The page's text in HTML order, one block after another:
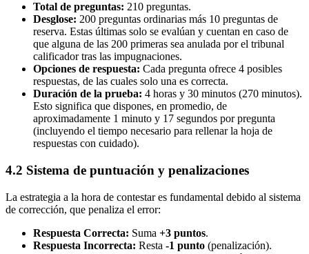
Total de preguntas: 210 preguntas.
Desglose: 200 preguntas ordinarias más 10 preguntas de
reserva. Estas últimas solo se evalúan y cuentan en caso de
que alguna de las 200 primeras sea anulada por el tribunal
calificador tras las impugnaciones.
Opciones de respuesta: Cada pregunta ofrece 4 posibles
respuestas, de las cuales solo una es correcta.
Duración de la prueba: 4 horas y 30 minutos (270 minutos).
Esto significa que dispones, en promedio, de
aproximadamente 1 minuto y 17 segundos por pregunta
(incluyendo el tiempo necesario para rellenar la hoja de
respuestas con cuidado).
4.2 Sistema de puntuación y penalizaciones
La estrategia a la hora de contestar es fundamental debido al sistema
de corrección, que penaliza el error:
Respuesta Correcta: Suma +3 puntos.
Respuesta Incorrecta: Resta -1 punto (penalización).